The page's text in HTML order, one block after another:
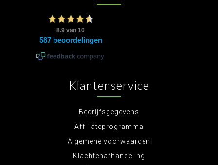
Klantenservice
Bedrijfsgegevens
Affiliateprogramma
Algemene voorwaarden
Klachtenafhandeling